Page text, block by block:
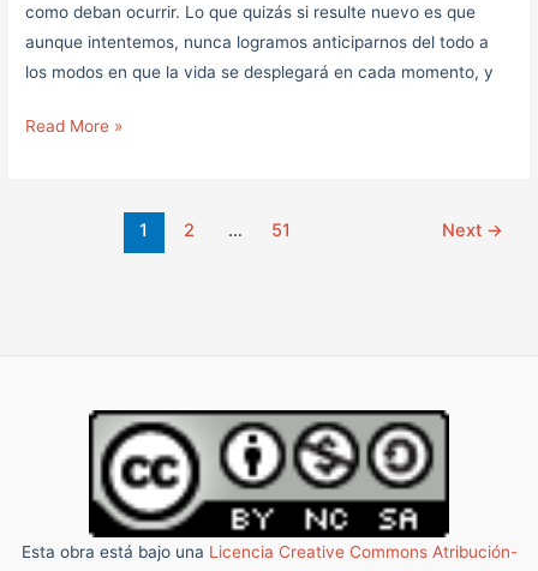
como deban ocurrir. Lo que quizás si resulte nuevo es que
aunque intentemos, nunca logramos anticiparnos del todo a
los modos en que la vida se desplegará en cada momento, y
Read More »
1 2 … 51 Next →
Esta obra está bajo una Licencia Creative Commons Atribución-